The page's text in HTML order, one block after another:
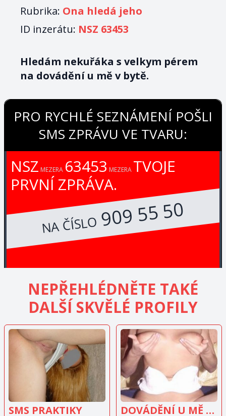
Rubrika: Ona hledá jeho
ID inzerátu: NSZ 63453
Hledám nekuřáka s velkym pérem
na dovádění u mě v bytě.
PRO RYCHLÉ SEZNÁMENÍ POŠLI
SMS ZPRÁVU VE TVARU:
NSZ MEZERA 63453 MEZERA TVOJE
PRVNÍ ZPRÁVA.
NA ČÍSLO909 55 50
NEPŘEHLÉDNĚTE TAKÉ
DALŠÍ SKVĚLÉ PROFILY
ZOBRAZIT
INZERÁT
SMS PRAKTIKY
ZOBRAZIT
INZERÁT
DOVÁDĚNÍ U MĚ V BYTĚ